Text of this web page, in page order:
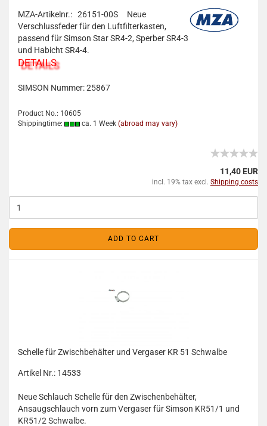
MZA-Artikelnr.: 26151-00S
Neue
Verschlussfeder für den Luftfilterkasten,
passend für Simson Star SR4-2, Sperber SR4-3
und Habicht SR4-4.
DETAILS
SIMSON Nummer: 25867
Product No.: 10605
Shippingtime:
ca. 1 Week (abroad may vary)
11,40 EUR
incl. 19% tax excl. Shipping costs
ADD TO CART
Schelle für Zwischbehälter und Vergaser KR 51 Schwalbe
Artikel Nr.: 14533
Neue Schlauch Schelle für den Zwischenbehälter,
Ansaugschlauch vorn zum Vergaser für Simson KR51/1 und
KR51/2 Schwalbe.